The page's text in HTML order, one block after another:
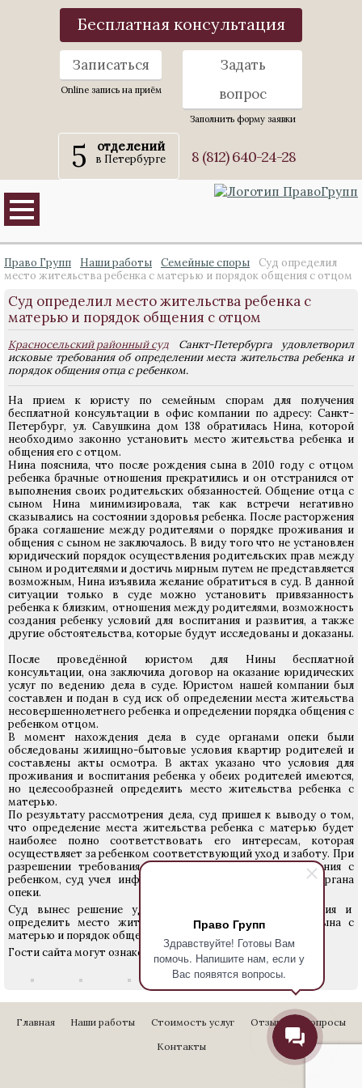
Право Групп
Здравствуйте! Готовы Вам
помочь. Напишите нам, если у
Вас появятся вопросы.
Бесплатная консультация
Записаться
Online запись на приём
Задать
вопрос
Заполнить форму заявки
5 отделений
в Петербурге 8 (812) 640-24-28
Право Групп Наши работы Семейные споры
Суд определил
место жительства ребенка с матерью и порядок общения с отцом
Суд определил место жительства ребенка с
матерью и порядок общения с отцом
Красносельский районный суд Санкт-Петербурга удовлетворил
исковые требования об определении места жительства ребенка и
порядок общения отца с ребенком.
На прием к юристу по семейным спорам для получения
бесплатной консультации в офис компании по адресу: Санкт-
Петербург, ул. Савушкина дом 138 обратилась Нина, которой
необходимо законно установить место жительства ребенка и
общения его с отцом.
Нина пояснила, что после рождения сына в 2010 году с отцом
ребенка брачные отношения прекратились и он отстранился от
выполнения своих родительских обязанностей. Общение отца с
сыном Нина минимизировала, так как встречи негативно
сказывались на состоянии здоровья ребенка. После расторжения
брака соглашение между родителями о порядке проживания и
общения с сыном не заключалось. В виду того что не установлен
юридический порядок осуществления родительских прав между
сыном и родителями и достичь мирным путем не представляется
возможным, Нина изъявила желание обратиться в суд. В данной
ситуации только в суде можно установить привязанность
ребенка к близким, отношения между родителями, возможность
создания ребенку условий для воспитания и развития, а также
другие обстоятельства, которые будут исследованы и доказаны.
После проведённой юристом для Нины бесплатной
консультации, она заключила договор на оказание юридических
услуг по ведению дела в суде. Юристом нашей компании был
составлен и подан в суд иск об определении места жительства
несовершеннолетнего ребенка и определении порядка общения с
ребенком отцом.
В момент нахождения дела в суде органами опеки были
обследованы жилищно-бытовые условия квартир родителей и
составлены акты осмотра. В актах указано что условия для
проживания и воспитания ребенка у обеих родителей имеются,
но целесообразней определить место жительства ребенка с
матерью.
По результату рассмотрения дела, суд пришел к выводу о том,
что определение места жительства ребенка с матерью будет
наиболее полно соответствовать его интересам, которая
осуществляет за ребенком соответствующий уход и заботу. При
разрешении требования об определении порядка общения с
ребенком, суд учел информацию от сторон, заключение органа
опеки.
Суд вынес решение удовлетворить исковые требования и
определить место жительство несовершеннолетнего сына с
матерью и порядок общения отца с сыном.
Гости сайта могут ознакомиться с решением суда ниже.
Главная Наши работы Стоимость услуг Отзывы
Вопросы
Контакты